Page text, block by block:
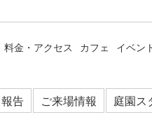
料金・アクセス カフェ イベン
告 ご来場情報 庭園ス